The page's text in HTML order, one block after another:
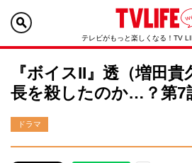
テレビがもっと楽しくなる！TV
『ボイスII』透（増田
長を殺したのか…？第7
ドラマ